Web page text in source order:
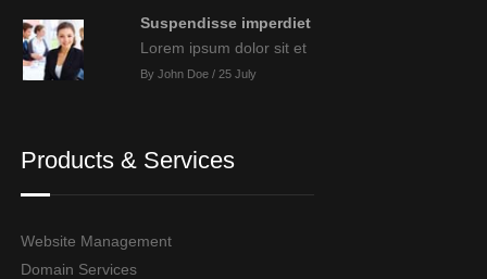
Suspendisse imperdiet
Lorem ipsum dolor sit et
By John Doe / 25 July
Products & Services
Website Management
Domain Services